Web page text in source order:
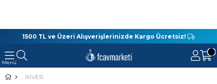
1500 TL ve Üzeri Alışverişlerinizde Kargo Ücretsiz!
RİVER